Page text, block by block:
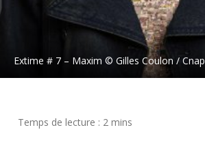
Extime # 7 – Maxim © Gilles Coulon / Cnap